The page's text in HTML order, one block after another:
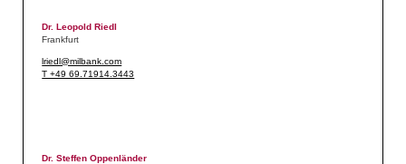
Dr. Leopold Riedl
Frankfurt
lriedl@milbank.com
T +49 69.71914.3443
Dr. Steffen Oppenländer